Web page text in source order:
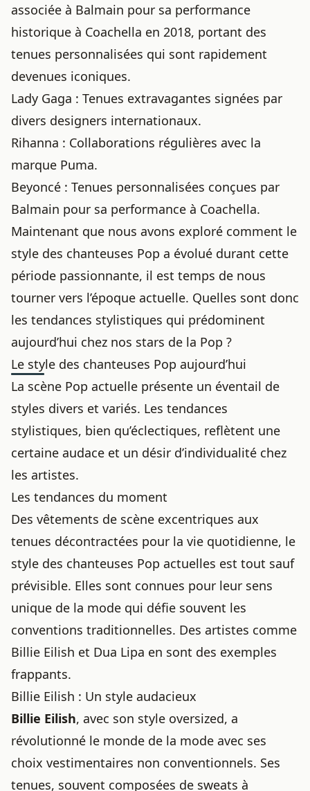
associée à Balmain pour sa performance
historique à Coachella en 2018, portant des
tenues personnalisées qui sont rapidement
devenues iconiques.
Lady Gaga : Tenues extravagantes signées par
divers designers internationaux.
Rihanna : Collaborations régulières avec la
marque Puma.
Beyoncé : Tenues personnalisées conçues par
Balmain pour sa performance à Coachella.
Maintenant que nous avons exploré comment le
style des chanteuses Pop a évolué durant cette
période passionnante, il est temps de nous
tourner vers l’époque actuelle. Quelles sont donc
les tendances stylistiques qui prédominent
aujourd’hui chez nos stars de la Pop ?
Le style des chanteuses Pop aujourd’hui
La scène Pop actuelle présente un éventail de
styles divers et variés. Les tendances
stylistiques, bien qu’éclectiques, reflètent une
certaine audace et un désir d’individualité chez
les artistes.
Les tendances du moment
Des vêtements de scène excentriques aux
tenues décontractées pour la vie quotidienne, le
style des chanteuses Pop actuelles est tout sauf
prévisible. Elles sont connues pour leur sens
unique de la mode qui défie souvent les
conventions traditionnelles. Des artistes comme
Billie Eilish et Dua Lipa en sont des exemples
frappants.
Billie Eilish : Un style audacieux
Billie Eilish, avec son style oversized, a
révolutionné le monde de la mode avec ses
choix vestimentaires non conventionnels. Ses
tenues, souvent composées de sweats à